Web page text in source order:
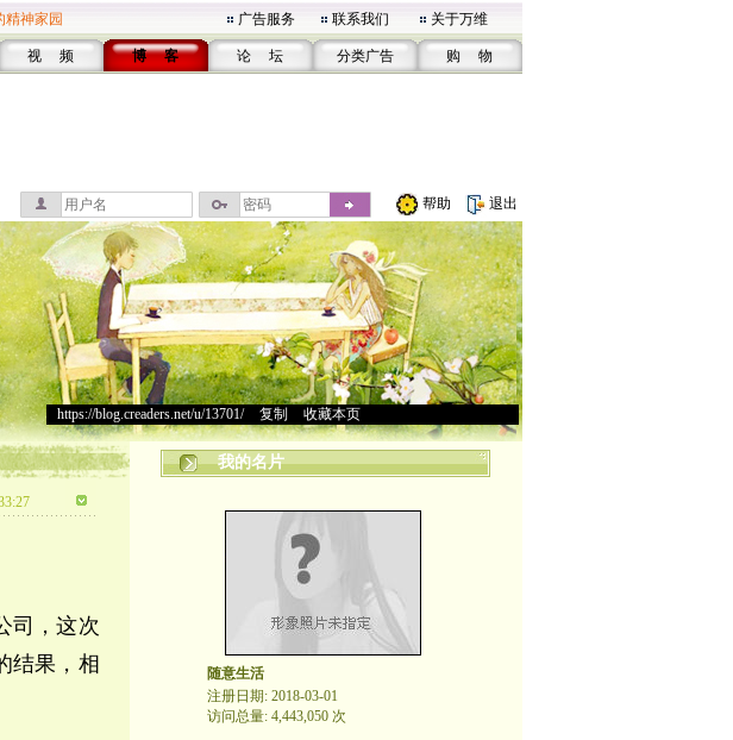
精神家园 广告服务 联系我们 关于万维
视 频 博 客 论 坛 分类广告 购 物
帮助 退出
https://blog.creaders.net/u/13701/> 复制 收藏本页
司，这次
结果，相
我的名片
随意生活
注册日期: 2018-03-01
访问总量: 4,443,050 次